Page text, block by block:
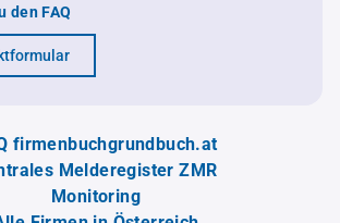
den FAQ
firmenbuchgrundbuch.at
Melderegister ZMR
Monitoring